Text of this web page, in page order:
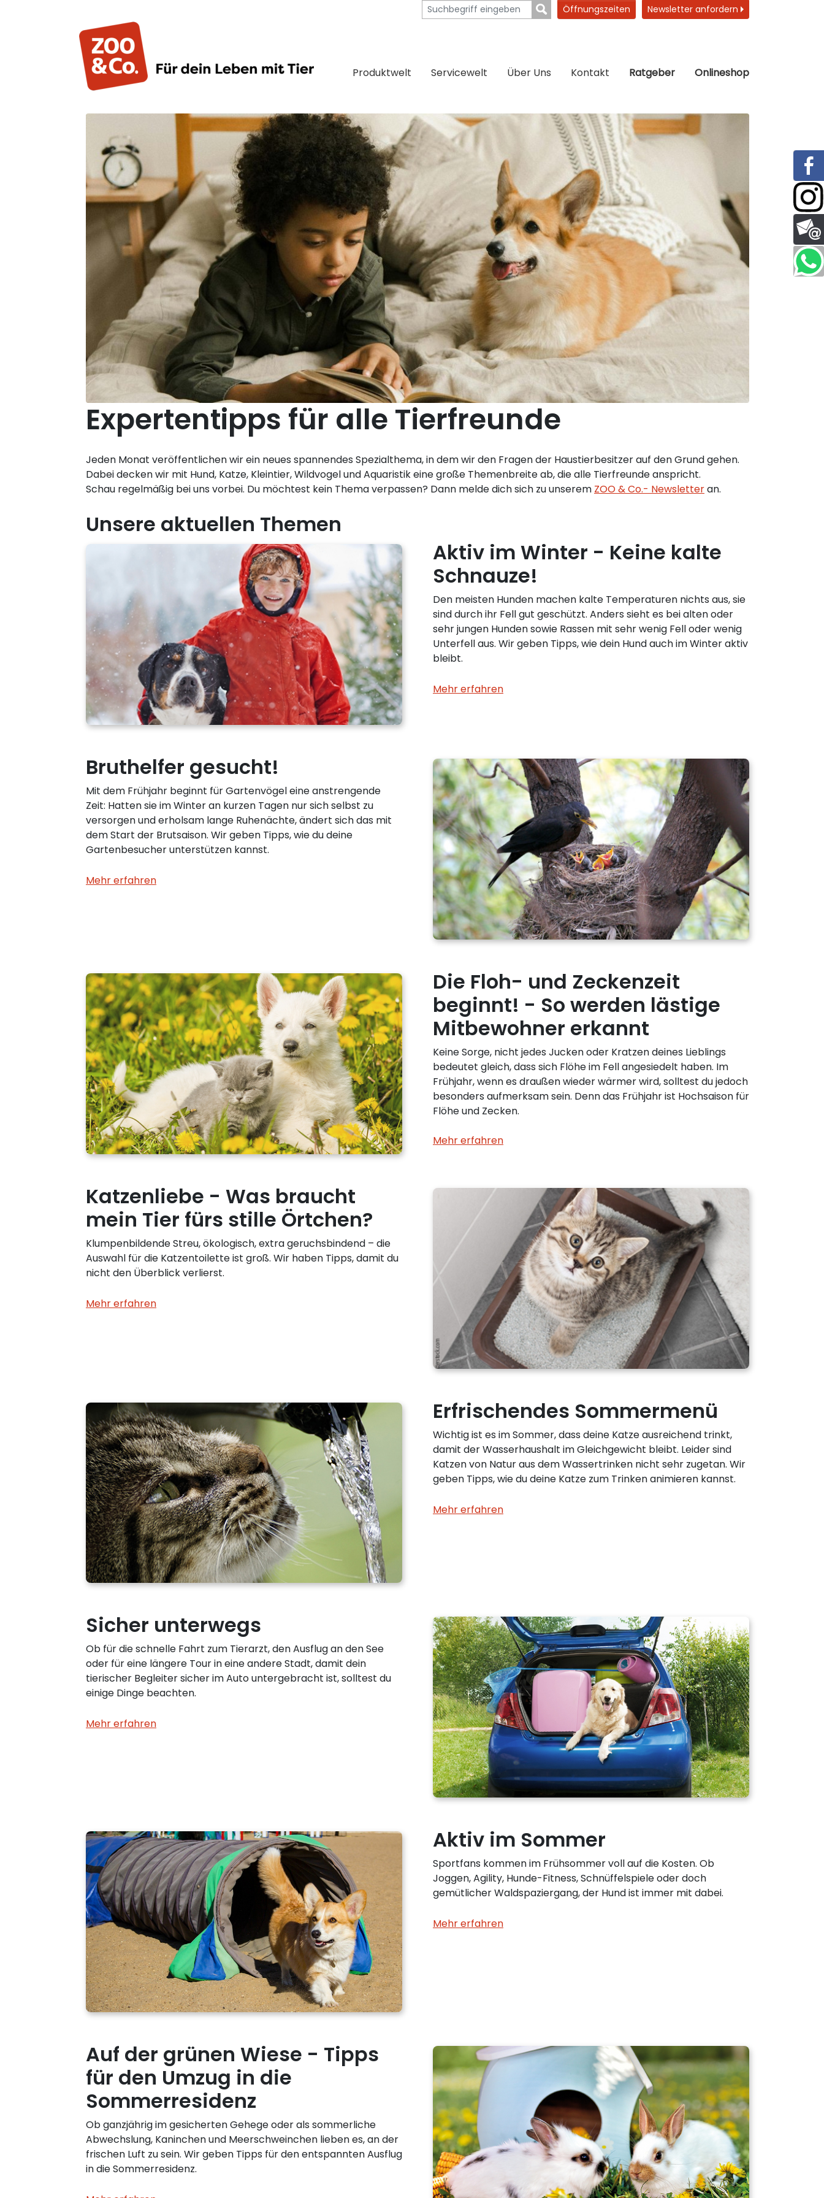
Öffnungszeiten Newsletter anfordern
Produktwelt Servicewelt Über Uns Kontakt Ratgeber Onlineshop
Expertentipps für alle Tierfreunde
Jeden Monat veröffentlichen wir ein neues spannendes Spezialthema, in dem wir den Fragen der Haustierbesitzer auf den Grund gehen.
Dabei decken wir mit Hund, Katze, Kleintier, Wildvogel und Aquaristik eine große Themenbreite ab, die alle Tierfreunde anspricht.
Schau regelmäßig bei uns vorbei. Du möchtest kein Thema verpassen? Dann melde dich sich zu unserem ZOO & Co.- Newsletteran.
Unsere aktuellen Themen
Aktiv im Winter - Keine kalte
Schnauze!
Den meisten Hunden machen kalte Temperaturen nichts aus, sie
sind durch ihr Fell gut geschützt. Anders sieht es bei alten oder
sehr jungen Hunden sowie Rassen mit sehr wenig Fell oder wenig
Unterfell aus. Wir geben Tipps, wie dein Hund auch im Winter aktiv
bleibt.
Mehr erfahren
Bruthelfer gesucht!
Mit dem Frühjahr beginnt für Gartenvögel eine anstrengende
Zeit: Hatten sie im Winter an kurzen Tagen nur sich selbst zu
versorgen und erholsam lange Ruhenächte, ändert sich das mit
dem Start der Brutsaison. Wir geben Tipps, wie du deine
Gartenbesucher unterstützen kannst.
Mehr erfahren
Die Floh- und Zeckenzeit
beginnt! - So werden lästige
Mitbewohner erkannt
Keine Sorge, nicht jedes Jucken oder Kratzen deines Lieblings
bedeutet gleich, dass sich Flöhe im Fell angesiedelt haben. Im
Frühjahr, wenn es draußen wieder wärmer wird, solltest du jedoch
besonders aufmerksam sein. Denn das Frühjahr ist Hochsaison für
Flöhe und Zecken.
Mehr erfahren
Katzenliebe - Was braucht
mein Tier fürs stille Örtchen?
Klumpenbildende Streu, ökologisch, extra geruchsbindend – die
Auswahl für die Katzentoilette ist groß. Wir haben Tipps, damit du
nicht den Überblick verlierst.
Mehr erfahren
Erfrischendes Sommermenü
Wichtig ist es im Sommer, dass deine Katze ausreichend trinkt,
damit der Wasserhaushalt im Gleichgewicht bleibt. Leider sind
Katzen von Natur aus dem Wassertrinken nicht sehr zugetan. Wir
geben Tipps, wie du deine Katze zum Trinken animieren kannst.
Mehr erfahren
Sicher unterwegs
Ob für die schnelle Fahrt zum Tierarzt, den Ausflug an den See
oder für eine längere Tour in eine andere Stadt, damit dein
tierischer Begleiter sicher im Auto untergebracht ist, solltest du
einige Dinge beachten.
Mehr erfahren
Aktiv im Sommer
Sportfans kommen im Frühsommer voll auf die Kosten. Ob
Joggen, Agility, Hunde-Fitness, Schnüffelspiele oder doch
gemütlicher Waldspaziergang, der Hund ist immer mit dabei.
Mehr erfahren
Auf der grünen Wiese - Tipps
für den Umzug in die
Sommerresidenz
Ob ganzjährig im gesicherten Gehege oder als sommerliche
Abwechslung, Kaninchen und Meerschweinchen lieben es, an der
frischen Luft zu sein. Wir geben Tipps für den entspannten Ausflug
in die Sommerresidenz.